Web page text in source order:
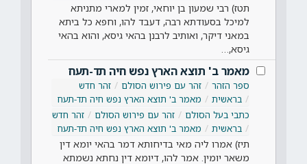
תטז) רבי שמעון בן יוחאי, זמין למארי מתניתא
למיכל בסעודתא רבה, דעבד להו, וחפא כל ביתא
במאני דיקר, ואותיב לרבנן בהאי גיסא, והוא בהאי
גיסא,…
מאמר ב' תוצא הארץ נפש חיה תד-תעח
ספר הזהר זהר עם פירוש הסולם
זהר חדש
בראשית
מאמר ב' תוצא הארץ נפש חיה תד-תעח
כתבי בעל הסולם
זהר עם פירוש הסולם
זהר חדש
בראשית
מאמר ב' תוצא הארץ נפש חיה תד-תעח
תיז) אמרו ליה מאי בדיחותא דמר בהאי יומא דין
משאר יומין. אמר להו, דיומא דין נחתא נשמתא